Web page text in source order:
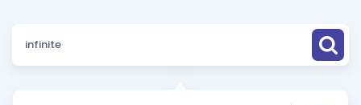
Sözlük
Hakkımızda